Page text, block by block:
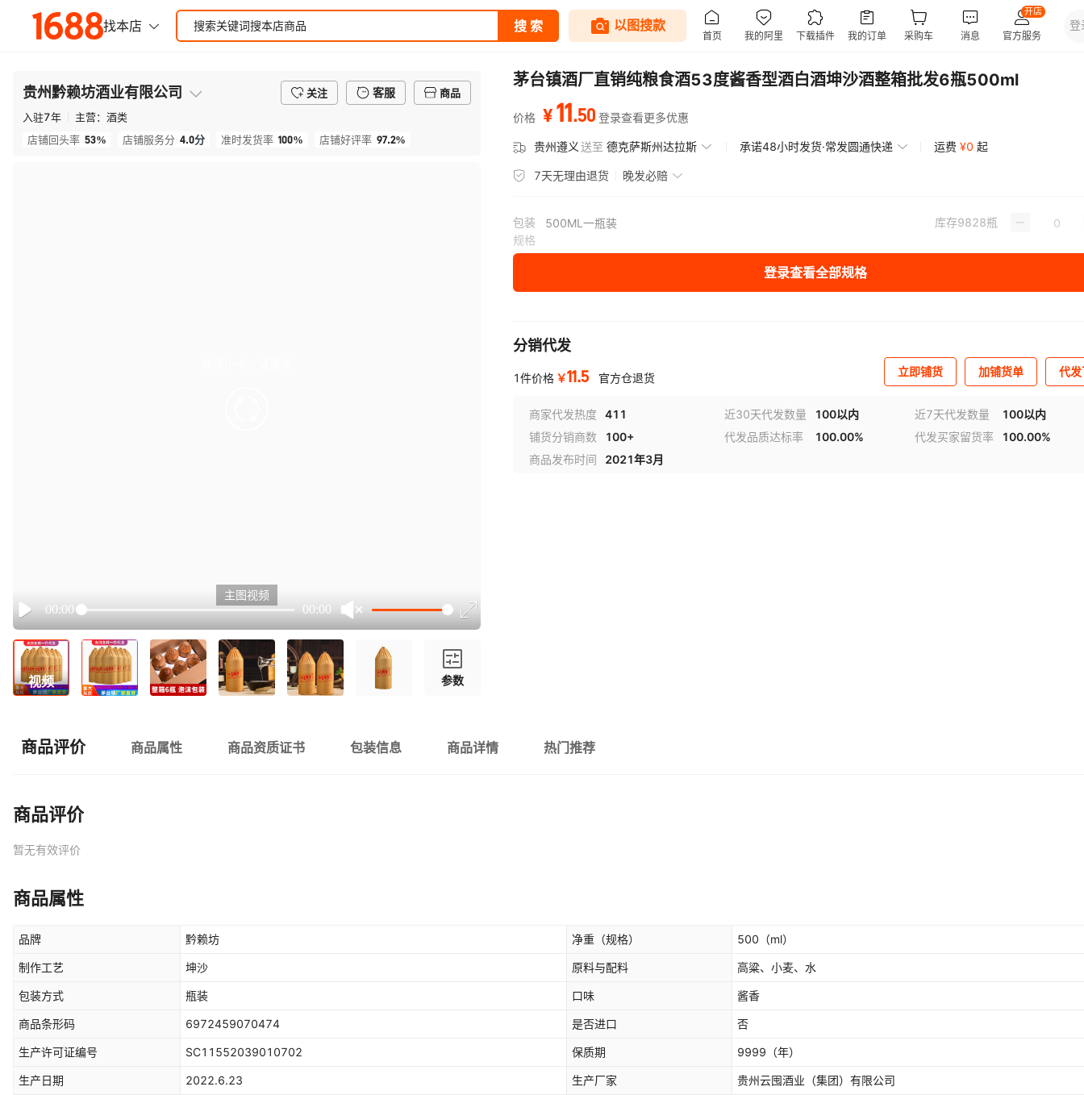
贵州黔赖坊酒业有限公司 关注 客服
商品
入驻7年 主营： 酒类
店铺回头率 53% 店铺服务分 4.0分 准时发货率 100% 店铺好评率 97.2%
Play
00:00 00:00
主图视频
视频 参数
茅台镇酒厂直销纯粮食酒53度酱香型酒白酒坤沙酒整箱批发6瓶500ml
价格 ¥11.50 登录查看更多优惠
贵州遵义 送至 德克萨斯州达拉斯 承诺48小时发货·常发圆通快递 运费 ¥0 起
7天无理由退货 晚发必赔
包装
规格
500ML一瓶装 库存9828瓶
登录查看全部规格
分销代发
1件价格 ￥11.5 官方仓退货 立即铺货 加铺货单 代
商家代发热度 411 近30天代发数量 100以内 近7天代发数量
100以内
铺货分销商数
100+ 代发品质达标率 100.00% 代发买家留货率
100.00%
商品发布时间
2021年3月
商品评价 商品属性 商品资质证书 包装信息 商品详情 热门推荐
商品评价
暂无有效评价
商品属性
品牌 黔赖坊 净重（规格） 500 （ml）
制作工艺 坤沙 原料与配料 高粱、小麦、水
包装方式 瓶装 口味 酱香
商品条形码 6972459070474 是否进口 否
生产许可证编号 SC11552039010702 保质期 9999 （年）
生产日期 2022.6.23 生产厂家 贵州云囤酒业（集团）有限公司